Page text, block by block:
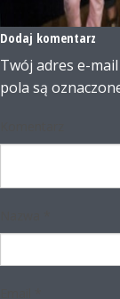
Dodaj komentarz
Twój adres e-
pola są